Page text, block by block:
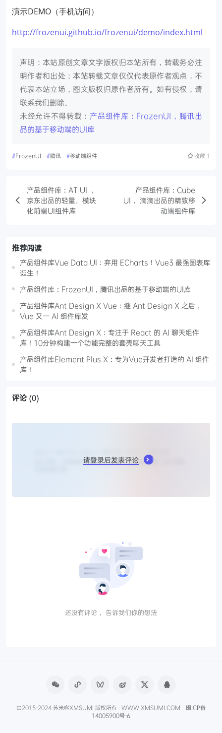
演示DEMO（手机访问）
http://frozenui.github.io/frozenui/demo/index.html
声明：本站原创文章文字版权归本站所有，转载务必注
明作者和出处；本站转载文章仅仅代表原作者观点，不
代表本站立场，图文版权归原作者所有。如有侵权，请
联系我们删除。
未经允许不得转载： 产品组件库：FrozenUI，腾讯出
品的基于移动端的UI库
#FrozenUI #腾讯 #移动端组件 收藏 1
产品组件库：AT UI ，
京东出品的轻量、模块
化前端UI组件库
产品组件库：Cube
UI， 滴滴出品的精致移
动端组件库
推荐阅读
产品组件库Vue Data UI：弃用 ECharts！Vue3 最强图表库
诞生！
产品组件库：FrozenUI，腾讯出品的基于移动端的UI库
产品组件库Ant Design X Vue：继 Ant Design X 之后，
Vue 又一 AI 组件库发
产品组件库Ant Design X：专注于 React 的 AI 聊天组件
库！10分钟构建一个功能完整的套壳聊天工具
产品组件库Element Plus X：专为Vue开发者打造的 AI 组件
库！
评论 (0)
请登录后发表评论
还没有评论， 告诉我们你的想法
©2015-2024 苏米客XMSUMI 版权所有 · WWW.XMSUMI.COM 闽ICP备
14005900号-6